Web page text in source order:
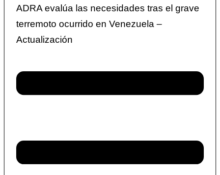
ADRA evalúa las necesidades tras el grave
terremoto ocurrido en Venezuela –
Actualización